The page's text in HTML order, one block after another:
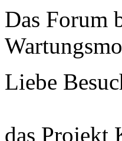
Das Forum
Liebe
das Projekt